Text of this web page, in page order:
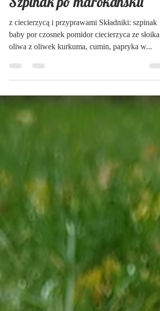
Tapas / Antipasti
Szpinak po marokańsku
z ciecierzycą i przyprawami Składniki: szpinak
oliwa z oliwek kurkuma, cumin, papryka w...